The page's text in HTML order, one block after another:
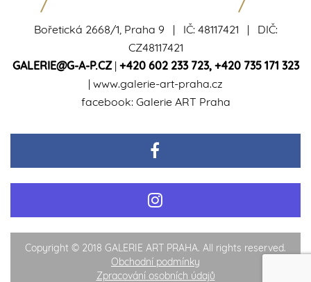
Bořetická 2668/1, Praha 9 | IČ: 48117421 | DIČ:
CZ48117421
GALERIE@G-A-P.CZ| +420 602 233 723, +420 735 171 323
| www.galerie-art-praha.cz
facebook: Galerie ART Praha
Copyright © 2018 GALERIE ART PRAHA. All rights reserved.
Obchodní podmínky
Zpracování osobních údajů